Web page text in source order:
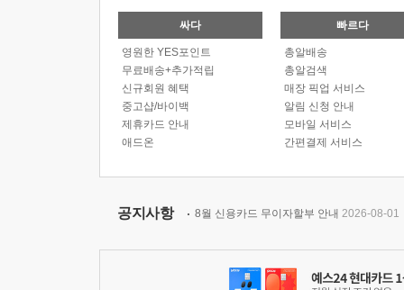
싸다
영원한 YES포인트
무료배송+추가적립
신규회원 혜택
중고샵/바이백
제휴카드 안내
애드온
빠르다
총알배송
총알검색
매장 픽업 서비스
알림 신청 안내
모바일 서비스
간편결제 서비스
공지사항 8월 신용카드 무이자할부 안내 2026-08-01